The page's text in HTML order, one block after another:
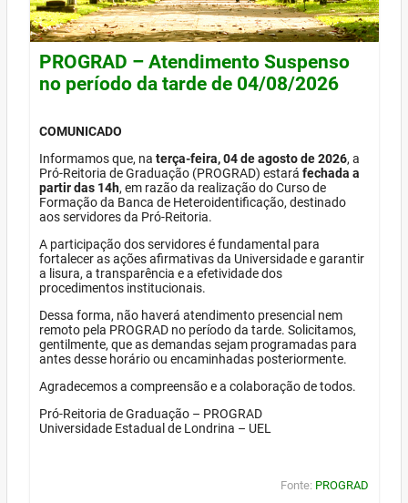
PROGRAD – Atendimento Suspenso
no período da tarde de 04/08/2026
COMUNICADO
Informamos que, na terça-feira, 04 de agosto de 2026, a
Pró-Reitoria de Graduação (PROGRAD) estará fechada a
partir das 14h, em razão da realização do Curso de
Formação da Banca de Heteroidentificação, destinado
aos servidores da Pró-Reitoria.
A participação dos servidores é fundamental para
fortalecer as ações afirmativas da Universidade e garantir
a lisura, a transparência e a efetividade dos
procedimentos institucionais.
Dessa forma, não haverá atendimento presencial nem
remoto pela PROGRAD no período da tarde. Solicitamos,
gentilmente, que as demandas sejam programadas para
antes desse horário ou encaminhadas posteriormente.
Agradecemos a compreensão e a colaboração de todos.
Pró-Reitoria de Graduação – PROGRAD
Universidade Estadual de Londrina – UEL
Fonte: PROGRAD